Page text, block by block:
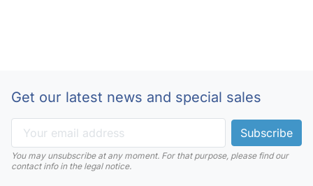
Get our latest news and special sales
You may unsubscribe at any moment. For that purpose, please find our
contact info in the legal notice.